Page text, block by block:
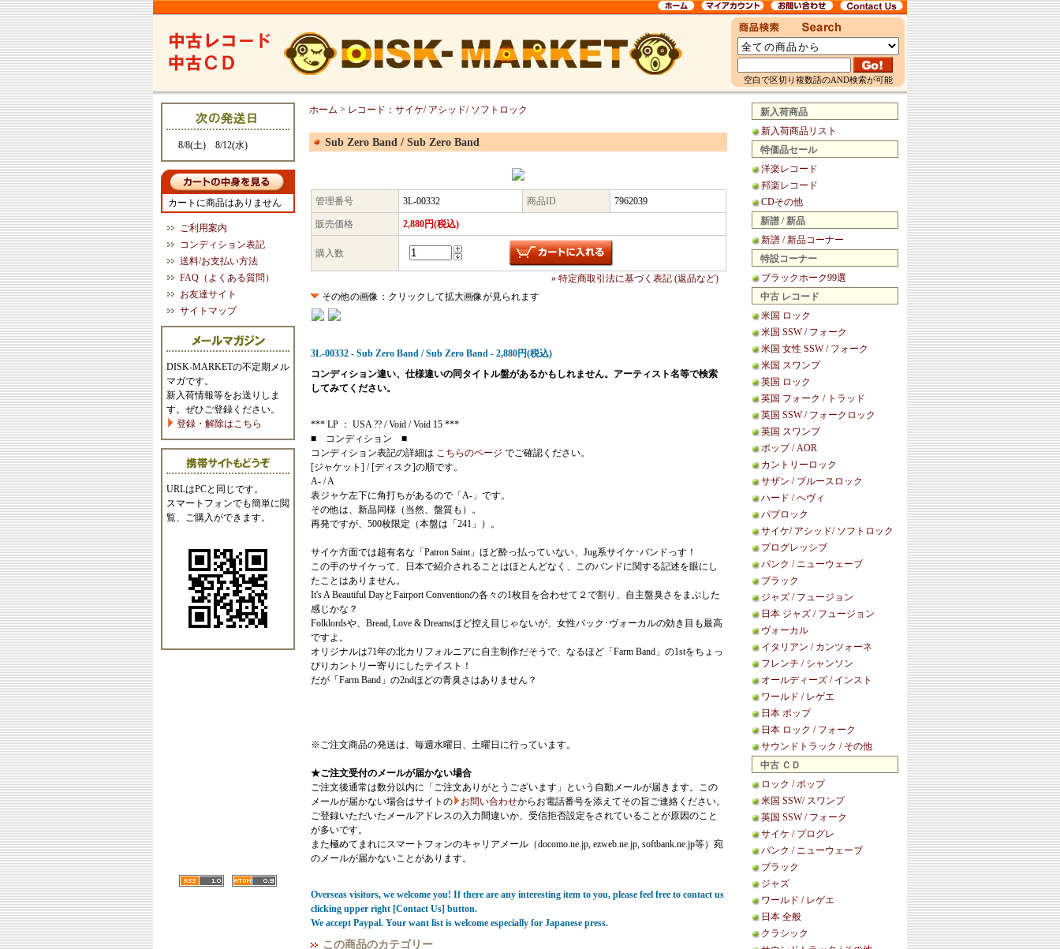
空白で区切り複数語のAND検索が可能
8/8(土) 8/12(水)
カートに商品はありません
ご利用案内
コンディション表記
送料/お支払い方法
FAQ（よくある質問）
お友達サイト
サイトマップ
DISK-MARKETの不定期メル
マガです。
新入荷情報等をお送りしま
す。ぜひご登録ください。
登録・解除はこちら
URLはPCと同じです。
スマートフォンでも簡単に閲
覧、ご購入ができます。
新入荷商品
新入荷商品リスト
特価品セール
洋楽レコード
邦楽レコード
CDその他
新譜 / 新品
新譜 / 新品コーナー
特設コーナー
ブラックホーク99選
中古 レコード
米国 ロック
米国 SSW / フォーク
米国 女性 SSW / フォーク
米国 スワンプ
英国 ロック
英国 フォーク / トラッド
英国 SSW / フォークロック
英国 スワンプ
ポップ / AOR
カントリーロック
サザン / ブルースロック
ハード / へヴィ
パブロック
サイケ/ アシッド/ ソフトロック
プログレッシブ
パンク / ニューウェーブ
ブラック
ジャズ / フュージョン
日本 ジャズ / フュージョン
ヴォーカル
イタリアン / カンツォーネ
フレンチ / シャンソン
オールディーズ / インスト
ワールド / レゲエ
日本 ポップ
日本 ロック / フォーク
サウンドトラック / その他
中古 ＣＤ
ロック / ポップ
米国 SSW/ スワンプ
英国 SSW / フォーク
サイケ / プログレ
パンク / ニューウェーブ
ブラック
ジャズ
ワールド / レゲエ
日本 全般
クラシック
ホーム > レコード：サイケ/ アシッド/ ソフトロック
Sub Zero Band / Sub Zero Band
管理番号 3L-00332 商品ID 7962039
販売価格 2,880円(税込)
購入数
» 特定商取引法に基づく表記 (返品など)
その他の画像：クリックして拡大画像が見られます
3L-00332 - Sub Zero Band / Sub Zero Band - 2,880円(税込)
コンディション違い、仕様違いの同タイトル盤があるかもしれません。アーティスト名等で検索
してみてください。
*** LP ： USA ?? / Void / Void 15 ***
■ コンディション ■
コンディション表記の詳細は こちらのページ でご確認ください。
[ジャケット] / [ディスク]の順です。
A- / A
表ジャケ左下に角打ちがあるので「A-」です。
その他は、新品同様（当然、盤質も）。
再発ですが、500枚限定（本盤は「241」）。
サイケ方面では超有名な「Patron Saint」ほど酔っ払っていない、Jug系サイケ･バンドっす！
この手のサイケって、日本で紹介されることはほとんどなく、このバンドに関する記述を眼にし
たことはありません。
It's A Beautiful DayとFairport Conventionの各々の1枚目を合わせて２で割り、自主盤臭さをまぶした
感じかな？
Folklordsや、Bread, Love & Dreamsほど控え目じゃないが、女性バック･ヴォーカルの効き目も最高
ですよ。
オリジナルは71年の北カリフォルニアに自主制作だそうで、なるほど「Farm Band」の1stをちょっ
ぴりカントリー寄りにしたテイスト！
だが「Farm Band」の2ndほどの青臭さはありません？
※ご注文商品の発送は、毎週水曜日、土曜日に行っています。
★ご注文受付のメールが届かない場合
ご注文後通常は数分以内に「ご注文ありがとうございます」という自動メールが届きます。この
メールが届かない場合はサイトの
お問い合わせからお電話番号を添えてその旨ご連絡ください。
ご登録いただいたメールアドレスの入力間違いか、受信拒否設定をされていることが原因のこと
が多いです。
また極めてまれにスマートフォンのキャリアメール（docomo.ne.jp, ezweb.ne.jp, softbank.ne.jp等）宛
のメールが届かないことがあります。
Overseas visitors, we welcome you! If there are any interesting item to you, please feel free to contact us
clicking upper right [Contact Us] button.
We accept Paypal. Your want list is welcome especially for Japanese press.
この商品のカテゴリー